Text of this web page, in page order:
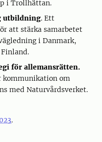
i Trollhättan.
utbildning. Ett
att stärka samarbetet
i Danmark,
för allemansrätten.
kommunikation om
med Naturvårdsverket.
.